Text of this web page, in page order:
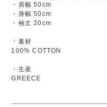
・肩幅 50cm
・身幅 50cm
・袖丈 20cm
・素材
100% COTTON
・生産
GREECE